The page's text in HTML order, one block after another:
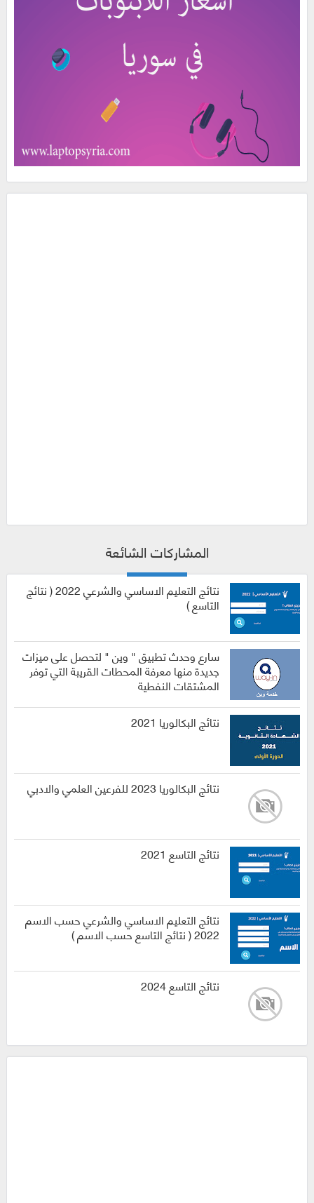
المشاركات الشائعة
نتائج التعليم الاساسي والشرعي 2022 ( نتائج
التاسع )
سارع وحدث تطبيق " وين " لتحصل على ميزات
جديدة منها معرفة المحطات القريبة التي توفر
المشتقات النفطية
نتائج البكالوريا 2021
نتائج البكالوريا 2023 للفرعين العلمي والادبي
نتائج التاسع 2021
نتائج التعليم الاساسي والشرعي حسب الاسم
2022 ( نتائج التاسع حسب الاسم )
نتائج التاسع 2024